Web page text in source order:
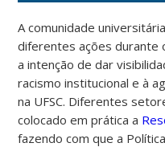
A comunidade
diferentes ações durante
a intenção de dar
racismo institucional e à
na UFSC. Diferentes
colocado em prática a
fazendo com que a